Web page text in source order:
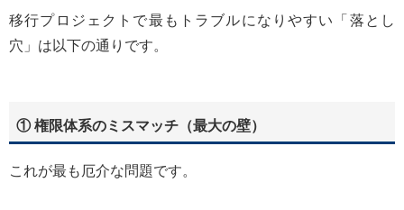
移行プロジェクトで最もトラブルになりやすい「落とし
穴」は以下の通りです。
① 権限体系のミスマッチ（最大の壁）
これが最も厄介な問題です。